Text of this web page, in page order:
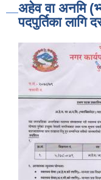
अहेव वा अनमि
पदपुर्तिका